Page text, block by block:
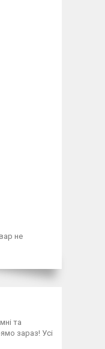
не
та
зараз! Усі